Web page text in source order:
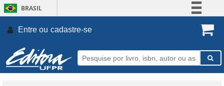
BRASIL
Participe
Entre ou cadastre-se.